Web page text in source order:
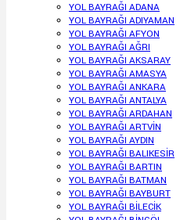
YOL BAYRAĞI ADANA
YOL BAYRAĞI ADIYAMAN
YOL BAYRAĞI AFYON
YOL BAYRAĞI AĞRI
YOL BAYRAĞI AKSARAY
YOL BAYRAĞI AMASYA
YOL BAYRAĞI ANKARA
YOL BAYRAĞI ANTALYA
YOL BAYRAĞI ARDAHAN
YOL BAYRAĞI ARTVİN
YOL BAYRAĞI AYDIN
YOL BAYRAĞI BALIKESİR
YOL BAYRAĞI BARTIN
YOL BAYRAĞI BATMAN
YOL BAYRAĞI BAYBURT
YOL BAYRAĞI BİLECİK